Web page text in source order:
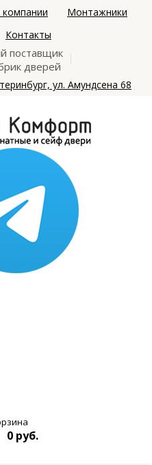
Монтажники
Контакты
поставщик
дверей
ул. Амундсена 68
0 руб.